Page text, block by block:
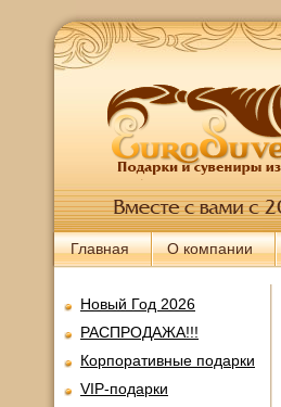
Главная О компании
Новый Год 2026
РАСПРОДАЖА!!!
Корпоративные подарки
VIP-подарки